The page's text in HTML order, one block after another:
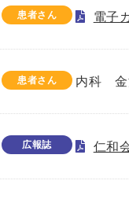
患者さん 電子
患者さん 内科 金
広報誌 仁和